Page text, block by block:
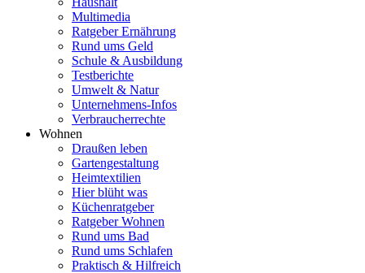
Multimedia
Ratgeber Ernährung
Rund ums Geld
Schule & Ausbildung
Testberichte
Umwelt & Natur
Unternehmens-Infos
Verbraucherrechte
Wohnen
Draußen leben
Gartengestaltung
Heimtextilien
Hier blüht was
Küchenratgeber
Ratgeber Wohnen
Rund ums Bad
Rund ums Schlafen
Praktisch & Hilfreich